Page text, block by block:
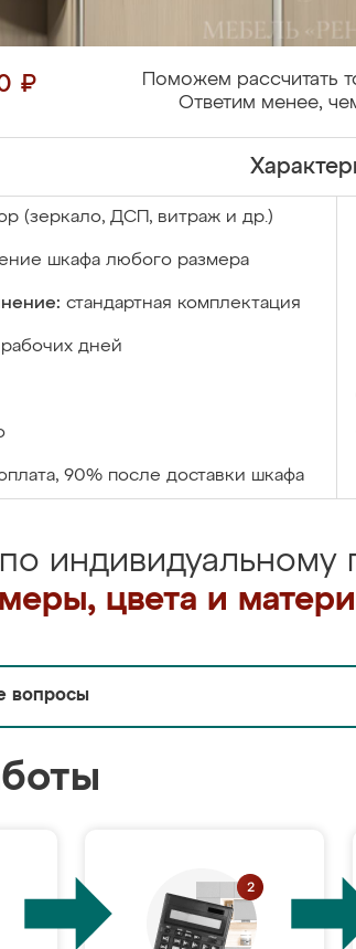
₽
Поможем рассчитать
Ответим менее,
(зеркало, ДСП, витраж и др.)
шкафа любого размера
стандартная комплектация
дней
90% после доставки шкафа
индивидуальному
цвета и
вопросы